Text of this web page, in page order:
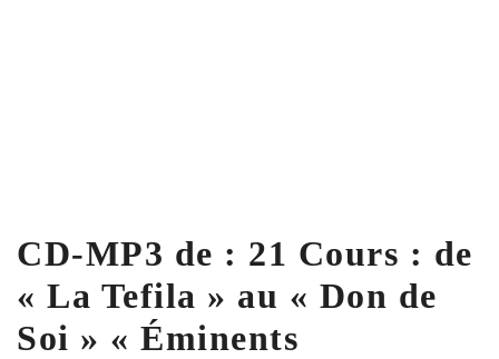
CD-MP3 de : 21 Cours : de
« La Tefila » au « Don de
Soi » « Éminents